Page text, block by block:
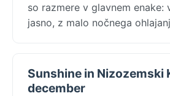
so razmere v glavnem enake:
jasno, z malo nočnega
Sunshine in Nizozemski
december